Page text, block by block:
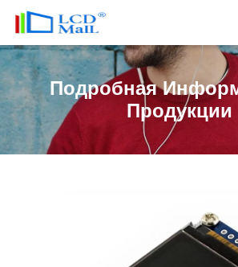
Подробная
Продукции